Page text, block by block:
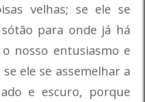
velhas; se ele se
para onde já há
nosso entusiasmo e
ele se assemelhar a
e escuro, porque